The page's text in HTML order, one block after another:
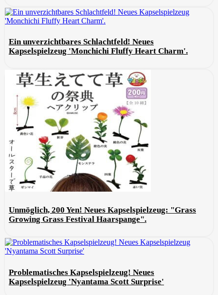
Ein unverzichtbares Schlachtfeld! Neues
Kapselspielzeug 'Monchichi Fluffy Heart Charm'.
Unmöglich, 200 Yen! Neues Kapselspielzeug: "Grass
Growing Grass Festival Haarspange".
Problematisches Kapselspielzeug! Neues
Kapselspielzeug 'Nyantama Scott Surprise'